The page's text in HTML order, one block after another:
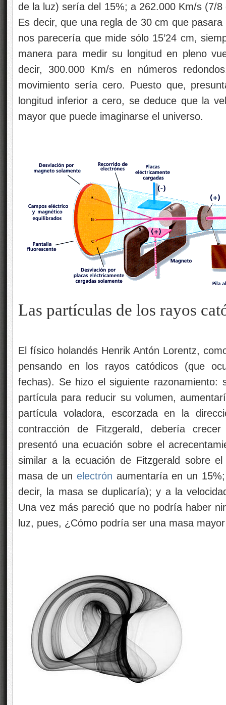
de la luz) sería del 15%; a 262.000 Km/s (7/
Es decir, que una regla de 30 cm que
nos parecería que mide sólo 15’24 cm,
manera para medir su longitud en pleno
decir, 300.000 Km/s en números
movimiento sería cero. Puesto que,
longitud inferior a cero, se deduce que la
mayor que puede imaginarse el universo.
Las partículas de los rayos
El físico holandés Henrik Antón Lorentz,
pensando en los rayos catódicos (que
fechas). Se hizo el siguiente
partícula para reducir su volumen,
partícula voladora, escorzada en la
contracción de Fitzgerald, debería
presentó una ecuación sobre el
similar a la ecuación de Fitzgerald sobre
masa de un electrón aumentaría en un
decir, la masa se duplicaría); y a la
Una vez más pareció que no podría haber
luz, pues, ¿Cómo podría ser una masa